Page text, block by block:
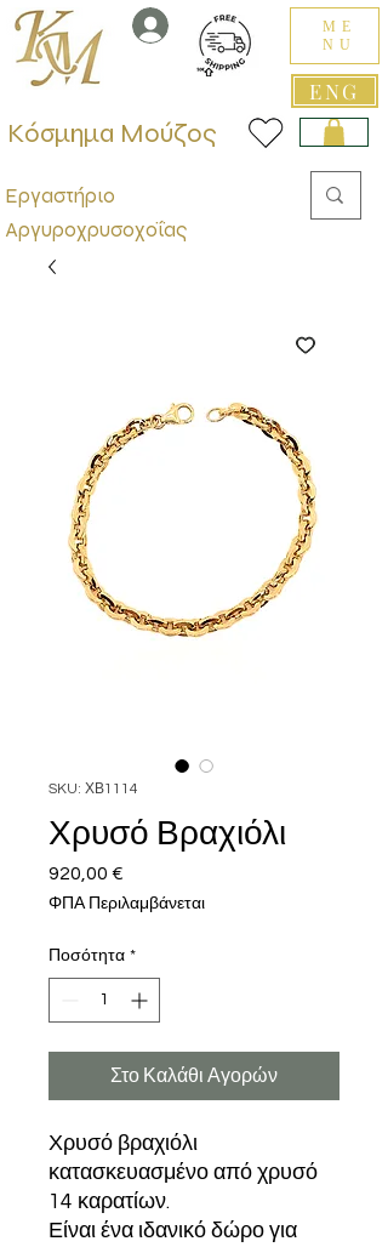
ENG
ME
NU
Εργαστήριο
Αργυροχρυσοχοΐας
Κόσμημα Μούζος
SKU: ΧΒ1114
Χρυσό Βραχιόλι
920,00 €
ΦΠΑ Περιλαμβάνεται
Ποσότητα *
Στο Καλάθι Αγορών
Χρυσό βραχιόλι
κατασκευασμένο από χρυσό
14 καρατίων.
Είναι ένα ιδανικό δώρο για